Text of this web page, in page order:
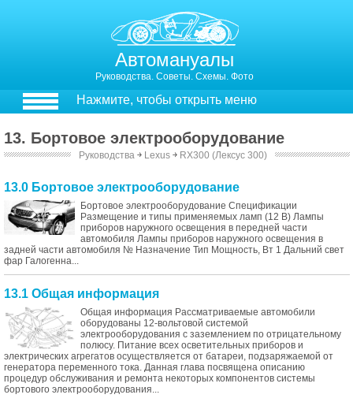
Автомануалы
Руководства. Советы. Схемы. Фото
Нажмите, чтобы открыть меню
13. Бортовое электрооборудование
Руководства ￫ Lexus ￫ RX300 (Лексус 300)
13.0 Бортовое электрооборудование
Бортовое электрооборудование Спецификации
Размещение и типы применяемых ламп (12 В) Лампы
приборов наружного освещения в передней части
автомобиля Лампы приборов наружного освещения в
задней части автомобиля № Назначение Тип Мощность, Вт 1 Дальний свет
фар Галогенна...
13.1 Общая информация
Общая информация Рассматриваемые автомобили
оборудованы 12-вольтовой системой
электрооборудования с заземлением по отрицательному
полюсу. Питание всех осветительных приборов и
электрических агрегатов осуществляется от батареи, подзаряжаемой от
генератора переменного тока. Данная глава посвящена описанию
процедур обслуживания и ремонта некоторых компонентов системы
бортового электрооборудования...